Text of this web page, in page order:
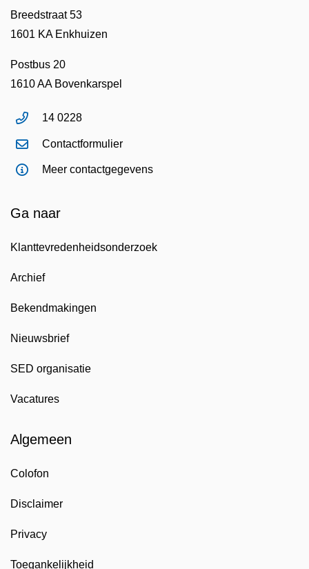
Breedstraat 53
1601 KA Enkhuizen
Postbus 20
1610 AA Bovenkarspel
14 0228
Contactformulier
Meer contactgegevens
Ga naar
Klanttevredenheidsonderzoek
Archief
Bekendmakingen
Nieuwsbrief
SED organisatie
Vacatures
Algemeen
Colofon
Disclaimer
Privacy
Toegankelijkheid